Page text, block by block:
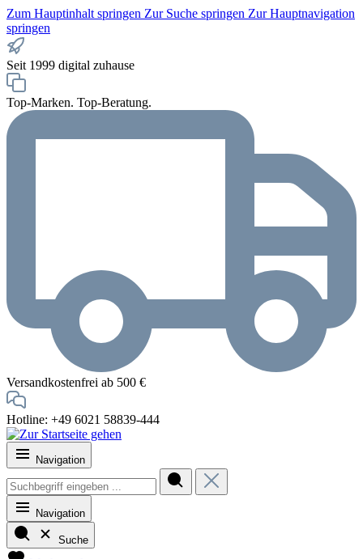
Zum Hauptinhalt springen Zur Suche springen Zur Hauptnavigation
springen
Seit 1999 digital zuhause
Top-Marken. Top-Beratung.
Versandkostenfrei ab 500 €
Hotline: +49 6021 58839-444
Navigation
Navigation
Suche